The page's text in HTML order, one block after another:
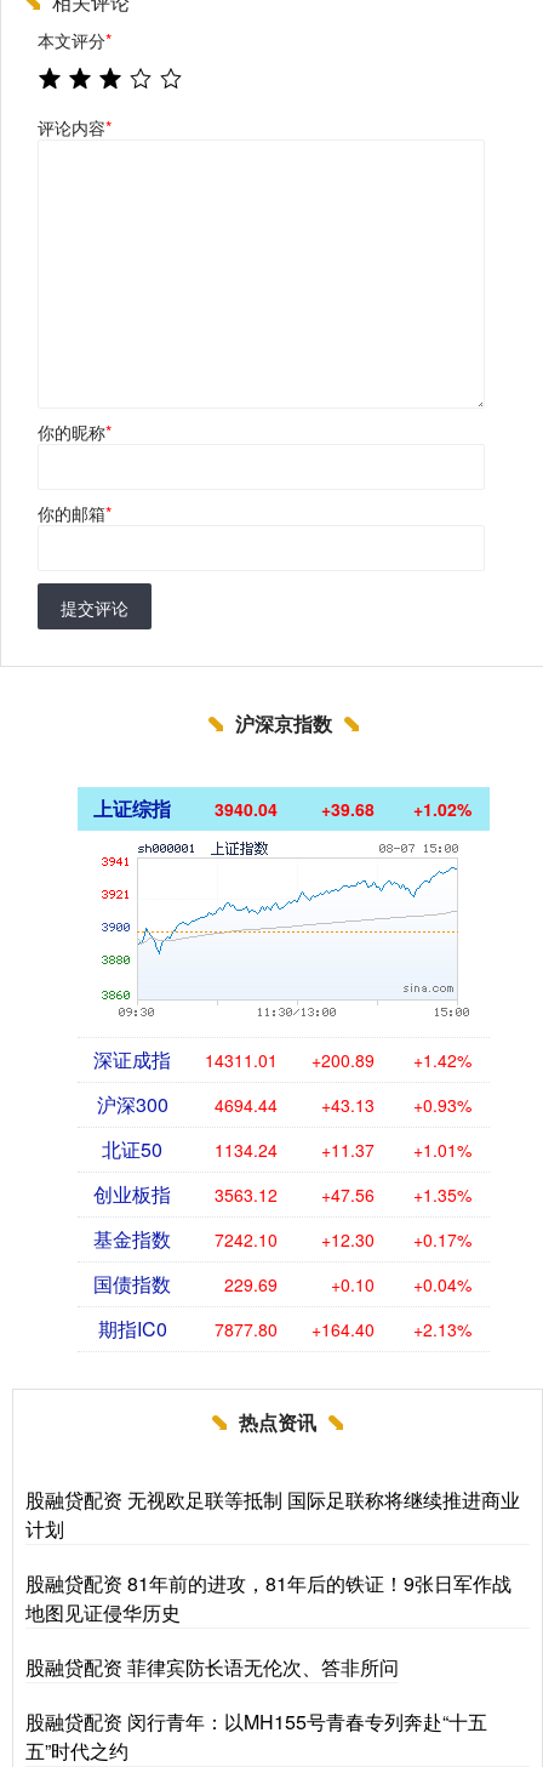
本文评分*
评论内容*
你的昵称*
你的邮箱*
提交评论
沪深京指数
上证综指 3940.04 +39.68 +1.02%
深证成指 14311.01 +200.89 +1.42%
沪深300 4694.44 +43.13 +0.93%
北证50 1134.24 +11.37 +1.01%
创业板指 3563.12 +47.56 +1.35%
基金指数 7242.10 +12.30 +0.17%
国债指数 229.69 +0.10 +0.04%
期指IC0 7877.80 +164.40 +2.13%
热点资讯
股融贷配资 无视欧足联等抵制 国际足联称将继续推进商业
计划
股融贷配资 81年前的进攻，81年后的铁证！9张日军作战
地图见证侵华历史
股融贷配资 菲律宾防长语无伦次、答非所问
股融贷配资 闵行青年：以MH155号青春专列奔赴“十五
五”时代之约